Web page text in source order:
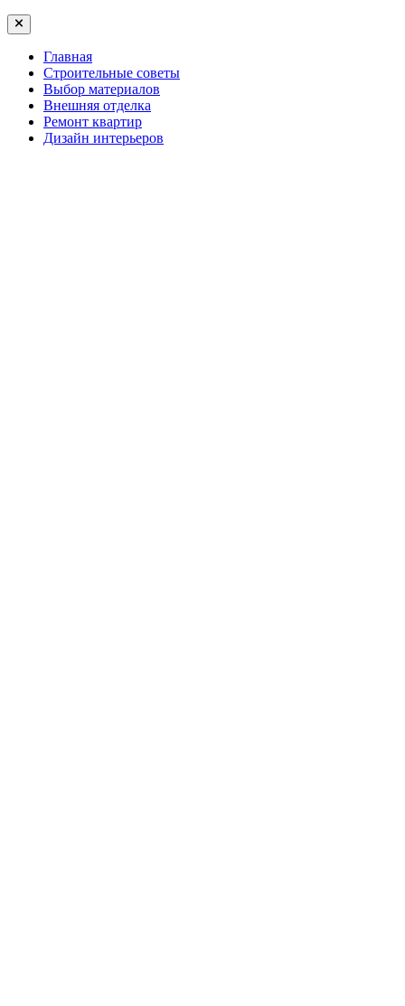
Главная
Строительные советы
Выбор материалов
Внешняя отделка
Ремонт квартир
Дизайн интерьеров